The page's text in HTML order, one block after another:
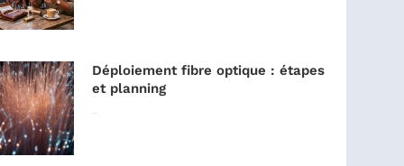
Déploiement fibre optique : étapes
et planning